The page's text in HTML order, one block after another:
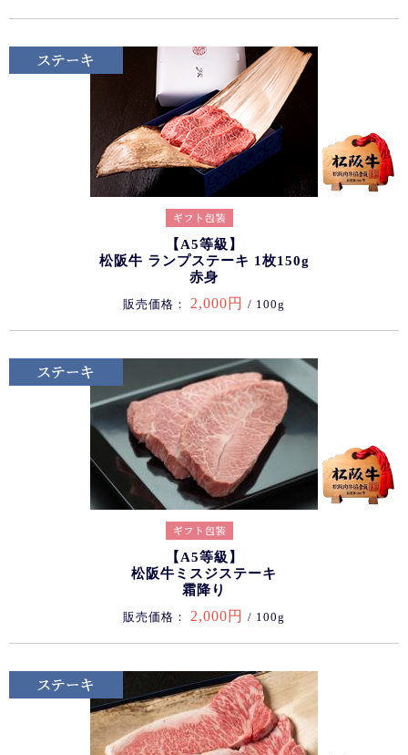
【A5等級】
松阪牛 ランプステーキ 1枚150g
赤身
販売価格： 2,000円 / 100g
【A5等級】
松阪牛ミスジステーキ
霜降り
販売価格： 2,000円 / 100g